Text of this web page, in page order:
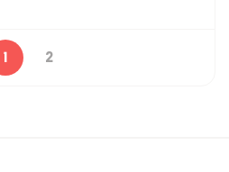
1 2